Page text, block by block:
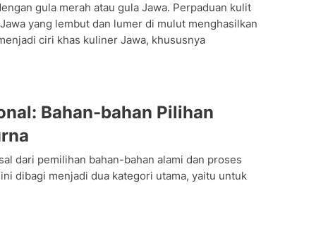
gula merah atau gula Jawa. Perpaduan kulit
yang lembut dan lumer di mulut menghasilkan
ciri khas kuliner Jawa, khususnya
Bahan-bahan Pilihan
dari pemilihan bahan-bahan alami dan proses
dibagi menjadi dua kategori utama, yaitu untuk